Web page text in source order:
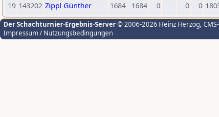
19 143202 Zippl Günther 1684 1684 0 0 0
Der Schachturnier-Ergebnis-Server© 2006-2026 Heinz Herzog,
Impressum / Nutzungsbedingungen